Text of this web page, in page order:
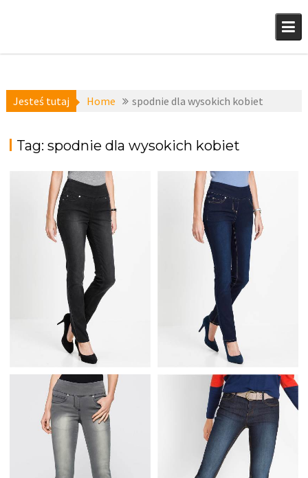
Jesteś tutaj Home spodnie dla wysokich kobiet
Tag:spodnie dla wysokich kobiet
DŻINSY MEGASTRETCH
Z GUMKA W PASIE
CZARNE
DŻINSY MEGASTRETCH
Z GUMKA W PASIE
NIEBIESKIE